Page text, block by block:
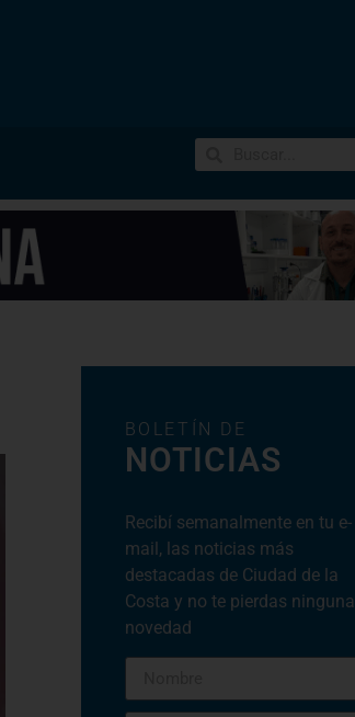
BOLETÍN DE
NOTICIAS
Recibí semanalmente en tu e-
mail, las noticias más
destacadas de Ciudad de la
Costa y no te pierdas ninguna
novedad